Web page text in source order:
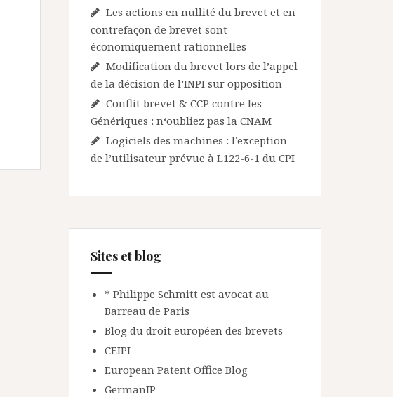
Les actions en nullité du brevet et en
contrefaçon de brevet sont
économiquement rationnelles
Modification du brevet lors de l’appel
de la décision de l’INPI sur opposition
Conflit brevet & CCP contre les
Génériques : n‘oubliez pas la CNAM
Logiciels des machines : l’exception
de l’utilisateur prévue à L122-6-1 du CPI
Sites et blog
* Philippe Schmitt est avocat au
Barreau de Paris
Blog du droit européen des brevets
CEIPI
European Patent Office Blog
GermanIP